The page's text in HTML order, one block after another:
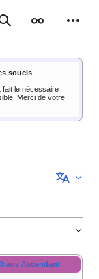
RechercherApparence
soucis
fait le nécessaire
Merci de votre
Ascendant